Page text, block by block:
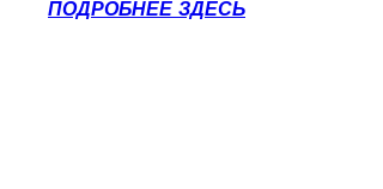
ПОДРОБНЕЕ ЗДЕСЬ